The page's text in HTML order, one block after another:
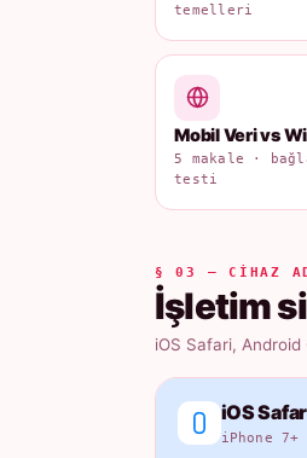
temelleri
Mobil Veri vs
5 makale ·
testi
§ 03 — CIHAZ
İşletim
iOS Safari, Android
iOS
iPhone 7+